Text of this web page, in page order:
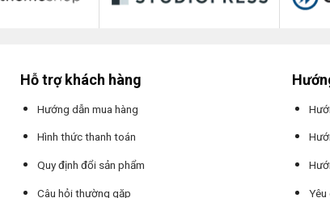
Hỗ trợ khách hàng
Hướng dẫn mua hàng
Hình thức thanh toán
Quy định đổi sản phẩm
Câu hỏi thường gặp Yêu